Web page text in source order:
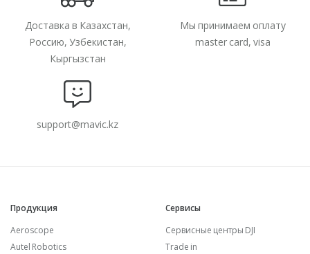
Доставка в Казахстан,
Россию, Узбекистан,
Кыргызстан
Мы принимаем оплату
master card, visa
support@mavic.kz
Продукция
Aeroscope
Autel Robotics
Сервисы
Сервисные центры DJI
Trade in